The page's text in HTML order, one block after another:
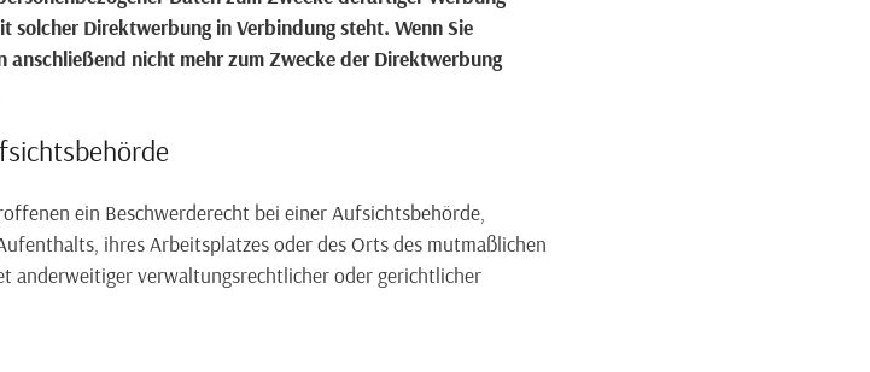
solcher Direktwerbung in Verbindung steht. Wenn Sie
nicht mehr zum Zwecke der Direktwerbung
ein Beschwerderecht bei einer Aufsichtsbehörde,
ihres Arbeitsplatzes oder des Orts des mutmaßlichen
anderweitiger verwaltungsrechtlicher oder gerichtlicher